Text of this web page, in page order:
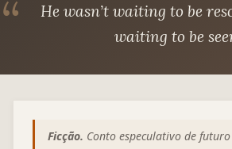
He wasn’t waiting to be
waiting to be
Ficção. Conto especulativo de